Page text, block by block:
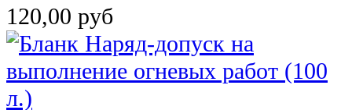
120,00 руб